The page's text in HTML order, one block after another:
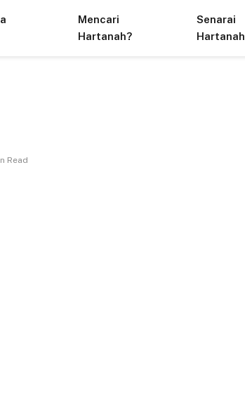
Mencari
Hartanah?
Senarai
Hartanah
Read